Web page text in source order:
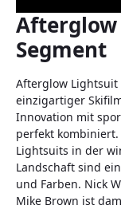
Segment
Afterglow Lightsuit
einzigartiger
Innovation mit
perfekt
Lightsuits in der
Landschaft sind
und Farben. Nick
Mike Brown ist